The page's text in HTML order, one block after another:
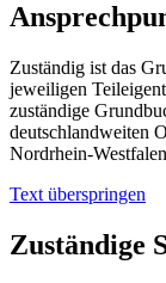
Zuständig ist das
jeweiligen
zuständige
deutschlandweiten
Nordrhein-
Text überspringen
Zuständige